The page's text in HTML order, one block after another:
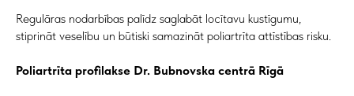
Regulāras nodarbības palīdz saglabāt locītavu kustīgumu,
stiprināt veselību un būtiski samazināt poliartrīta attīstības risku.
Poliartrīta profilakse Dr. Bubnovska centrā Rīgā